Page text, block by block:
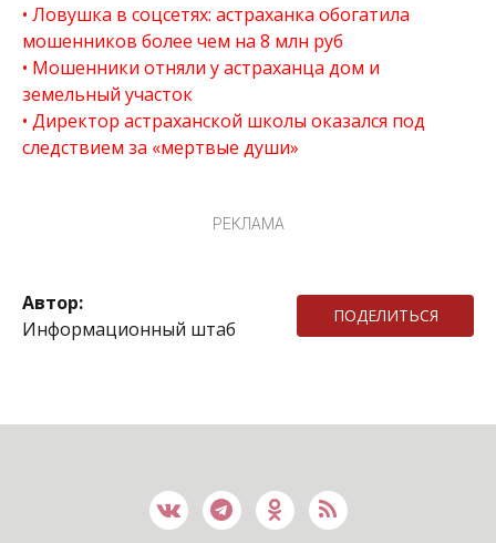
Ловушка в соцсетях: астраханка обогатила
мошенников более чем на 8 млн руб
Мошенники отняли у астраханца дом и
земельный участок
Директор астраханской школы оказался под
следствием за «мертвые души»
РЕКЛАМА
Автор:
Информационный штаб
ПОДЕЛИТЬСЯ